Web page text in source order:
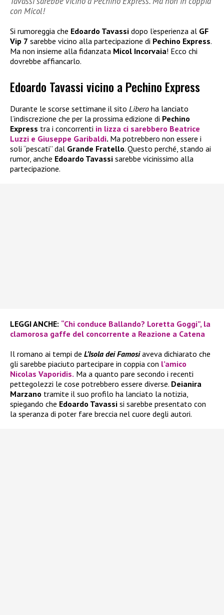
con Micol!
Si rumoreggia che Edoardo Tavassi dopo l’esperienza al GF
Vip 7 sarebbe vicino alla partecipazione di Pechino Express.
Ma non insieme alla fidanzata Micol Incorvaia! Ecco chi
dovrebbe affiancarlo.
Edoardo Tavassi vicino a Pechino Express
Durante le scorse settimane il sito Libero ha lanciato
l’indiscrezione che per la prossima edizione di Pechino
Express tra i concorrenti in lizza ci sarebbero Beatrice
Luzzi e Giuseppe Garibaldi. Ma potrebbero non essere i
soli “pescati” dal Grande Fratello. Questo perché, stando ai
rumor, anche Edoardo Tavassi sarebbe vicinissimo alla
partecipazione.
LEGGI ANCHE: “Chi conduce Ballando? Loretta Goggi”, la
clamorosa gaffe del concorrente a Reazione a Catena
Il romano ai tempi de L’Isola dei Famosiaveva dichiarato che
gli sarebbe piaciuto partecipare in coppia con l’amico
Nicolas Vaporidis. Ma a quanto pare secondo i recenti
pettegolezzi le cose potrebbero essere diverse. Deianira
Marzano tramite il suo profilo ha lanciato la notizia,
spiegando che Edoardo Tavassi si sarebbe presentato con
la speranza di poter fare breccia nel cuore degli autori.